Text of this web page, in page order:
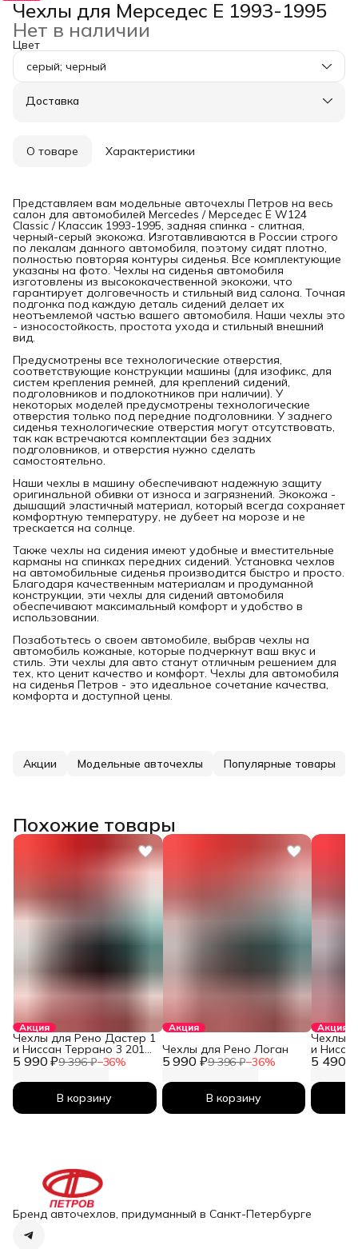
Чехлы для Мерседес E 1993-1995
Нет в наличии
Цвет
серый; черный
Доставка
О товаре Характеристики
Представляем вам модельные авточехлы Петров на весь
салон для автомобилей Mercedes / Мерседес E W124
Classic / Классик 1993-1995, задняя спинка - слитная,
черный-серый экокожа. Изготавливаются в России строго
по лекалам данного автомобиля, поэтому сидят плотно,
полностью повторяя контуры сиденья. Все комплектующие
указаны на фото. Чехлы на сиденья автомобиля
изготовлены из высококачественной экокожи, что
гарантирует долговечность и стильный вид салона. Точная
подгонка под каждую деталь сидений делает их
неотъемлемой частью вашего автомобиля. Наши чехлы это
- износостойкость, простота ухода и стильный внешний
вид.
Предусмотрены все технологические отверстия,
соответствующие конструкции машины (для изофикс, для
систем крепления ремней, для креплений сидений,
подголовников и подлокотников при наличии). У
некоторых моделей предусмотрены технологические
отверстия только под передние подголовники. У заднего
сиденья технологические отверстия могут отсутствовать,
так как встречаются комплектации без задних
подголовников, и отверстия нужно сделать
самостоятельно.
Наши чехлы в машину обеспечивают надежную защиту
оригинальной обивки от износа и загрязнений. Экокожа -
дышащий эластичный материал, который всегда сохраняет
комфортную температуру, не дубеет на морозе и не
трескается на солнце.
Также чехлы на сидения имеют удобные и вместительные
карманы на спинках передних сидений. Установка чехлов
на автомобильные сиденья производится быстро и просто.
Благодаря качественным материалам и продуманной
конструкции, эти чехлы для сидений автомобиля
обеспечивают максимальный комфорт и удобство в
использовании.
Позаботьтесь о своем автомобиле, выбрав чехлы на
автомобиль кожаные, которые подчеркнут ваш вкус и
стиль. Эти чехлы для авто станут отличным решением для
тех, кто ценит качество и комфорт. Чехлы для автомобиля
на сиденья Петров - это идеальное сочетание качества,
комфорта и доступной цены.
Акции Модельные авточехлы Популярные товары
Похожие товары
Акция
5 990 ₽9 396 ₽−36%
Чехлы для Рено Дастер 1
и Ниссан Террано 3 2010-
2026
В корзину
Акция
5 990 ₽9 396 ₽−36%
Чехлы для Рено Логан
В корзину
Акция
5 490 ₽
Чехлы
и
2026
Бренд авточехлов, придуманный в Санкт-Петербурге